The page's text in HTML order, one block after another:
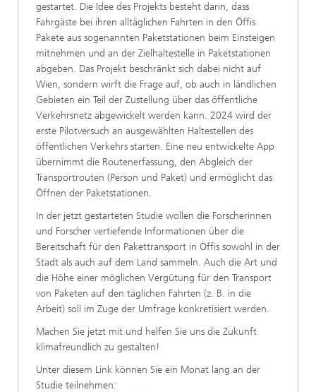
gestartet. Die Idee des Projekts besteht darin, dass
Fahrgäste bei ihren alltäglichen Fahrten in den Öffis
Pakete aus sogenannten Paketstationen beim Einsteigen
mitnehmen und an der Zielhaltestelle in Paketstationen
abgeben. Das Projekt beschränkt sich dabei nicht auf
Wien, sondern wirft die Frage auf, ob auch in ländlichen
Gebieten ein Teil der Zustellung über das öffentliche
Verkehrsnetz abgewickelt werden kann. 2024 wird der
erste Pilotversuch an ausgewählten Haltestellen des
öffentlichen Verkehrs starten. Eine neu entwickelte App
übernimmt die Routenerfassung, den Abgleich der
Transportrouten (Person und Paket) und ermöglicht das
Öffnen der Paketstationen.
In der jetzt gestarteten Studie wollen die Forscherinnen
und Forscher vertiefende Informationen über die
Bereitschaft für den Pakettransport in Öffis sowohl in der
Stadt als auch auf dem Land sammeln. Auch die Art und
die Höhe einer möglichen Vergütung für den Transport
von Paketen auf den täglichen Fahrten (z. B. in die
Arbeit) soll im Zuge der Umfrage konkretisiert werden.
Machen Sie jetzt mit und helfen Sie uns die Zukunft
klimafreundlich zu gestalten!
Unter diesem Link können Sie ein Monat lang an der
Studie teilnehmen: